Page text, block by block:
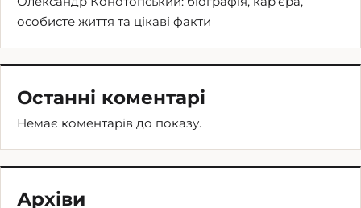
особисте життя та цікаві факти
Останні коментарі
Немає коментарів до показу.
Архіви